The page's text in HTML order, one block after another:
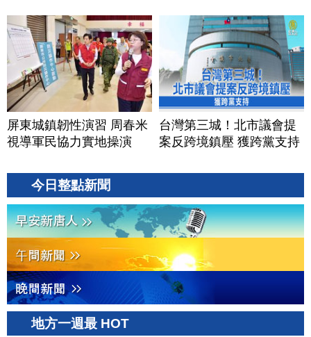
屏東城鎮韌性演習 周春米
視導軍民協力實地操演
台灣第三城！北市議會提
案反跨境鎮壓 獲跨黨支持
今日整點新聞
地方一週最 HOT